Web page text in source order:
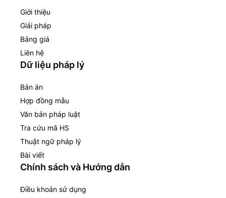
Giới thiệu
Giải pháp
Bảng giá
Liên hệ
Dữ liệu pháp lý
Bản án
Hợp đồng mẫu
Văn bản pháp luật
Tra cứu mã HS
Thuật ngữ pháp lý
Bài viết
Chính sách và Hướng dẫn
Điều khoản sử dụng